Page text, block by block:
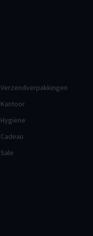
Verzendverpakkingen
Kantoor
Hygiëne
Cadeau
Sale